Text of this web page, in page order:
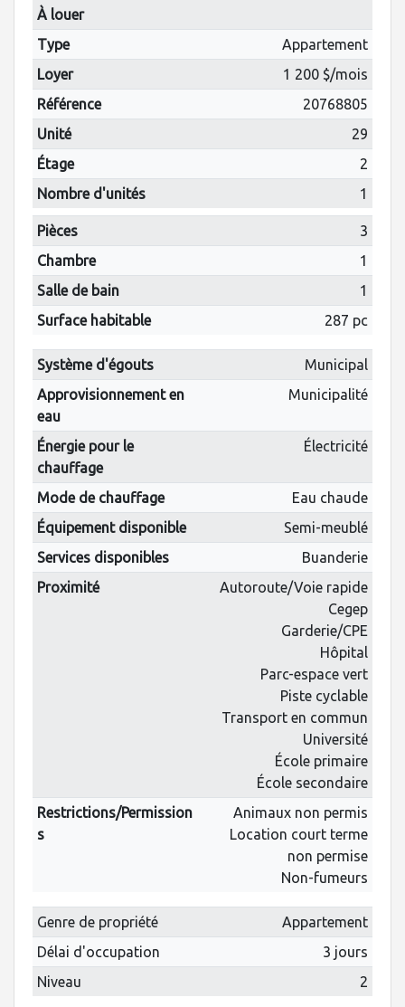
À louer
Type
Appartement
Loyer
1 200 $/mois
Référence
20768805
Unité
29
Étage
2
Nombre d'unités
1
Pièces
3
Chambre
1
Salle de bain
1
Surface habitable
287 pc
Système d'égouts
Municipal
Approvisionnement en
eau
Municipalité
Énergie pour le
chauffage
Électricité
Mode de chauffage
Eau chaude
Équipement disponible
Semi-meublé
Services disponibles
Buanderie
Proximité
Autoroute/Voie rapide
Cegep
Garderie/CPE
Hôpital
Parc-espace vert
Piste cyclable
Transport en commun
Université
École primaire
École secondaire
Restrictions/Permission
s
Animaux non permis
Location court terme
non permise
Non-fumeurs
Genre de propriété
Appartement
Délai d'occupation
3 jours
Niveau
2